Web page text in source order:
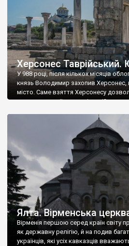
Херсонес
У 988 році, після кількох місяців
князь Володимир захопив Херсонес,
місто. Саме взяття Херсонесу
диктувати свої умови
Херсонесі Володимир-язичник, став
А потім було Хрещення Русі. На
Ялта. Вірменська
Вірменія першою серед країн світу
як державну релігію, й на подив
українців, які усіх кавказців